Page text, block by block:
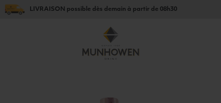
LIVRAISON possible dès demain à partir de 08h30